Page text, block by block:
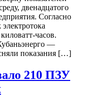
двенадцатого
Согласно
часов.
—
показания […]
210 ПЗУ